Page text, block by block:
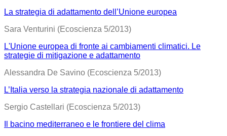
La strategia di adattamento dell’Unione europea
Sara Venturini (Ecoscienza 5/2013)
L'Unione europea di fronte ai cambiamenti climatici. Le
strategie di mitigazione e adattamento
Alessandra De Savino (Ecoscienza 5/2013)
L’Italia verso la strategia nazionale di adattamento
Sergio Castellari (Ecoscienza 5/2013)
Il bacino mediterraneo e le frontiere del clima